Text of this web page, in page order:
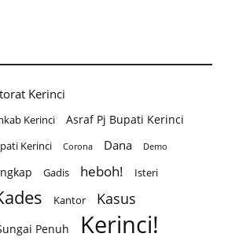
Kerinci
Kerinci Asraf Pj Bupati Kerinci
Kerinci Corona Dana Demo
Gadis heboh! Isteri
Kantor Kasus
Penuh Kerinci!